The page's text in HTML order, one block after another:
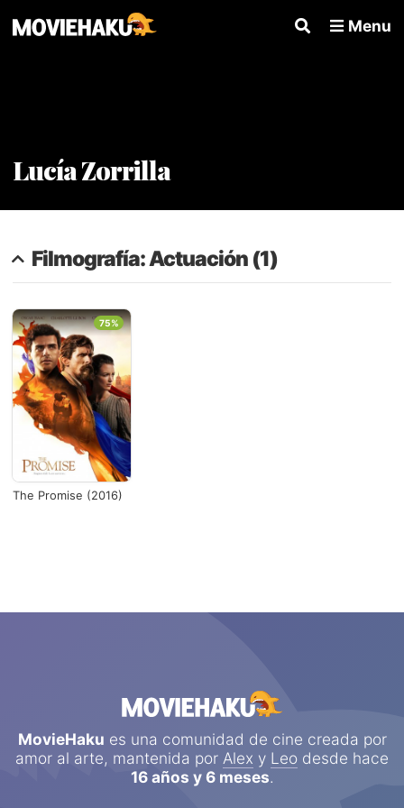
Menu
Lucía Zorrilla
Filmografía: Actuación (1)
The Promise (2016)
75%
MovieHaku es una comunidad de cine creada por
amor al arte, mantenida por Alex y Leo desde hace
16 años y 6 meses.